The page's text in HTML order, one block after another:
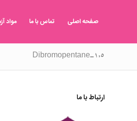
صفحه اصلی تماس با ما مواد
۱,۵-Dibromopentane
ارتباط با ما